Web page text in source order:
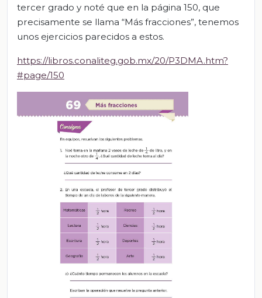
tercer grado y noté que en la página 150, que
precisamente se llama “Más fracciones”, tenemos
unos ejercicios parecidos a estos.
https://libros.conaliteg.gob.mx/20/P3DMA.htm?
#page/150